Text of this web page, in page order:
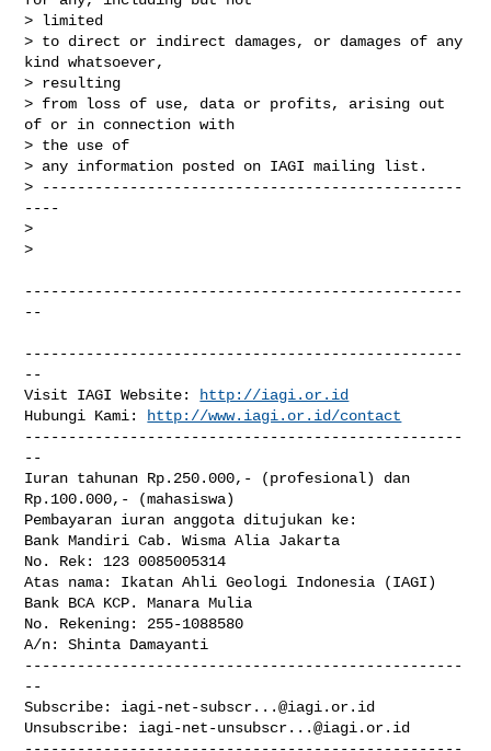
> limited
> to direct or indirect damages, or damages of any
kind whatsoever,
> resulting
> from loss of use, data or profits, arising out
of or in connection with
> the use of
> any information posted on IAGI mailing list.
> ------------------------------------------------
----
>
>
--------------------------------------------------
--
--------------------------------------------------
--
Visit IAGI Website:
http://iagi.or.id
Hubungi Kami:
http://www.iagi.or.id/contact
--------------------------------------------------
--
Iuran tahunan Rp.250.000,- (profesional) dan
Rp.100.000,- (mahasiswa)
Pembayaran iuran anggota ditujukan ke:
Bank Mandiri Cab. Wisma Alia Jakarta
No. Rek: 123 0085005314
Atas nama: Ikatan Ahli Geologi Indonesia (IAGI)
Bank BCA KCP. Manara Mulia
No. Rekening: 255-1088580
A/n: Shinta Damayanti
--------------------------------------------------
--
Subscribe: iagi-net-subscr...@iagi.or.id
Unsubscribe: iagi-net-unsubscr...@iagi.or.id